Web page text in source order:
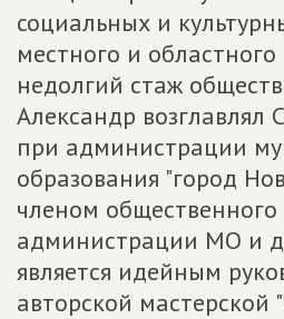
социальных и
местного и
недолгий стаж
Александр возглавлял
при администрации
образования "город
членом общественного
администрации МО и
является идейным
авторской